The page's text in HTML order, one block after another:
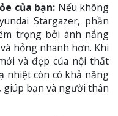
của bạn: Nếu không
Stargazer, phần
trọng bởi ánh nắng
hỏng nhanh hơn. Khi
và đẹp của nội thất
nhiệt còn có khả năng
giúp bạn và người thân